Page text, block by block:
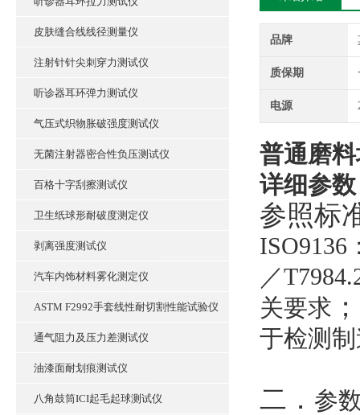
皮肤缝合线线径测量仪
注射针针尖刺穿力测试仪
听诊器耳环弹力测试仪
气压式织物胀破强度测试仪
无菌注射器密合性负压测试仪
百格十字刮擦测试仪
卫生纸球形耐破度测定仪
剥离强度测试仪
汽车内饰材料雾化测定仪
ASTM F2992手套线性耐切割性能试验仪
通气阻力及压力差测试仪
油漆面耐划痕测试仪
八角鼓筒ICI起毛起球测试仪
品牌
质保期
电源
普通磨
详细参数
参照标
ISO9136
／
关要求 ；
于检测
二． 参